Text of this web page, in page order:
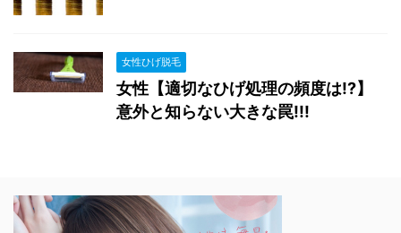
女性ひげ脱毛
女性【適切なひげ処理の頻度は!?】
意外と知らない大きな罠!!!